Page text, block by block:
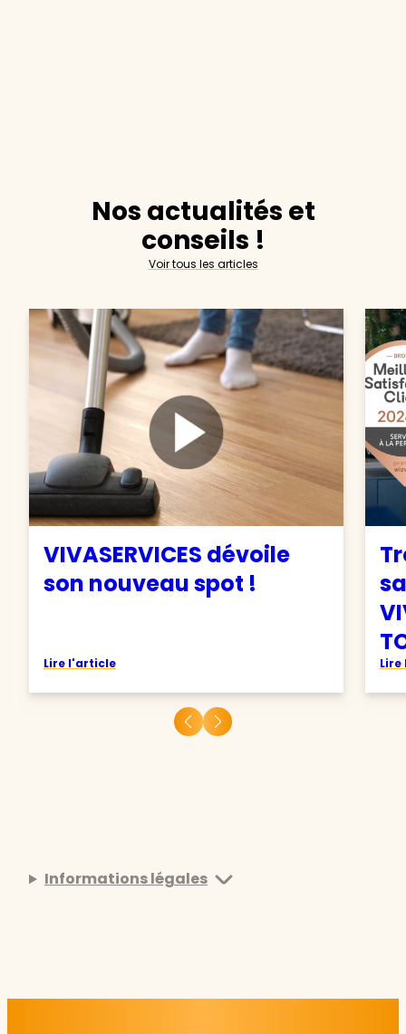
Nos actualités et
conseils !
Voir tous les articles
VIVASERVICES dévoile
son nouveau spot !
Lire l'article
Informations légales